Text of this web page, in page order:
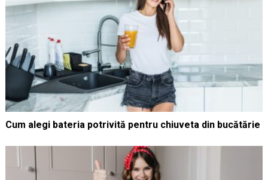
Cum alegi bateria potrivită pentru chiuveta din bucătărie